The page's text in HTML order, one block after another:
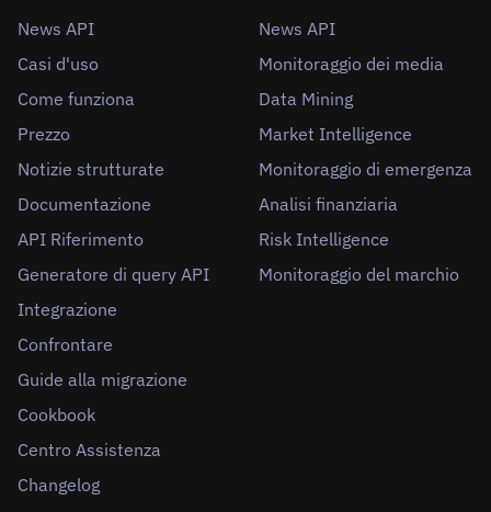
News API
Casi d'uso
Come funziona
Prezzo
Notizie strutturate
Documentazione
API Riferimento
Generatore di query API
Integrazione
Confrontare
Guide alla migrazione
Cookbook
Centro Assistenza
Changelog
News API
Monitoraggio dei media
Data Mining
Market Intelligence
Monitoraggio di emergenza
Analisi finanziaria
Risk Intelligence
Monitoraggio del marchio